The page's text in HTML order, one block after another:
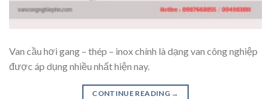
Van cầu hơi gang – thép – inox chính là dạng van công nghiệp
được áp dụng nhiều nhất hiện nay.
CONTINUE READING →